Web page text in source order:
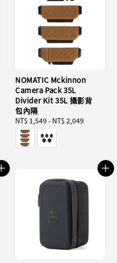
NOMATIC Mckinnon
Camera Pack 35L
Divider Kit 35L 攝影背
包內隔
Regular
price
NT$ 1,549 - NT$ 2,049